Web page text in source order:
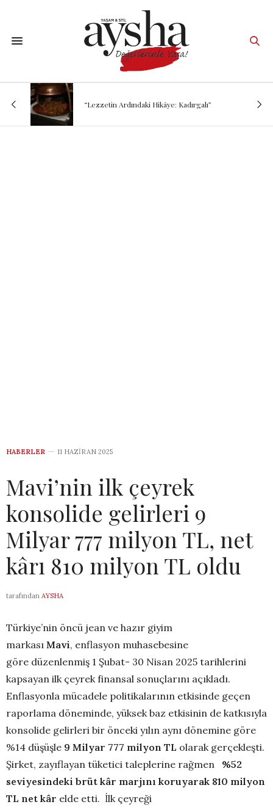
“Lezzetin Ardındaki Hikâye: Kadırgalı”
HABERLER 11 HAZIRAN 2025
Mavi’nin ilk çeyrek
konsolide gelirleri 9
Milyar 777 milyon TL, net
kârı 810 milyon TL oldu
tarafından AYSHA
Türkiye’nin öncü jean ve hazır giyim
markası Mavi, enflasyon muhasebesine
göre düzenlenmiş 1 Şubat- 30 Nisan 2025 tarihlerini
kapsayan ilk çeyrek finansal sonuçlarını açıkladı.
Enflasyonla mücadele politikalarının etkisinde geçen
raporlama döneminde, yüksek baz etkisinin de katkısıyla
konsolide gelirleri bir önceki yılın aynı dönemine göre
%14 düşüşle 9 Milyar 777 milyon TL olarak gerçekleşti.
Şirket, zayıflayan tüketici taleplerine rağmen %52
seviyesindeki brüt kâr marjını koruyarak 810 milyon
TL net kâr elde etti. İlk çeyreği